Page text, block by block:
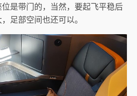
是带门的，当然，要起飞平稳后
足部空间也还可以。